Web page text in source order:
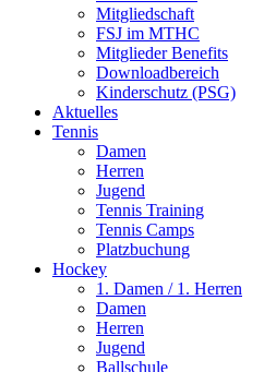
Mitgliedschaft
FSJ im MTHC
Mitglieder Benefits
Downloadbereich
Kinderschutz (PSG)
Aktuelles
Tennis
Damen
Herren
Jugend
Tennis Training
Tennis Camps
Platzbuchung
Hockey
1. Damen / 1. Herren
Damen
Herren
Jugend
Ballschule